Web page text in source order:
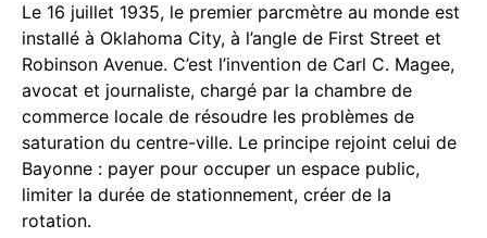
Le 16 juillet 1935, le premier parcmètre au monde est
installé à Oklahoma City, à l’angle de First Street et
Robinson Avenue. C’est l’invention de Carl C. Magee,
avocat et journaliste, chargé par la chambre de
commerce locale de résoudre les problèmes de
saturation du centre-ville. Le principe rejoint celui de
Bayonne : payer pour occuper un espace public,
limiter la durée de stationnement, créer de la
rotation.